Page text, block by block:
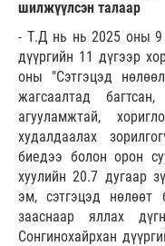
шилжүүлсэн талаар
- Т.Д нь нь 2025 оны 9
дүүргийн 11 дүгээр
оны "Сэтгэцэд
жагсаалтад багтсан,
агууламжтай,
худалдаалах
биедээ болон орон
хуулийн 20.7 дугаар
эм, сэтгэцэд нөлөөт
зааснаар яллах
Сонгинохайрхан